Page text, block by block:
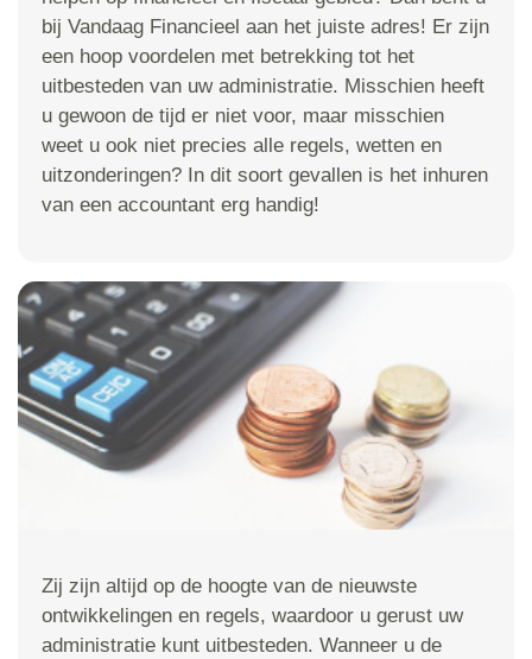
bij Vandaag Financieel aan het juiste adres! Er zijn
een hoop voordelen met betrekking tot het
uitbesteden van uw administratie. Misschien heeft
u gewoon de tijd er niet voor, maar misschien
weet u ook niet precies alle regels, wetten en
uitzonderingen? In dit soort gevallen is het inhuren
van een accountant erg handig!
Zij zijn altijd op de hoogte van de nieuwste
ontwikkelingen en regels, waardoor u gerust uw
administratie kunt uitbesteden. Wanneer u de